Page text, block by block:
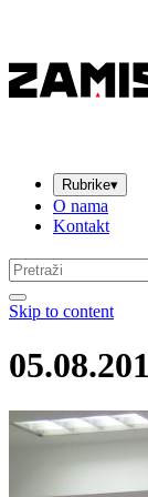
Rubrike▾
O nama
Kontakt
Pretraga:
Skip to content